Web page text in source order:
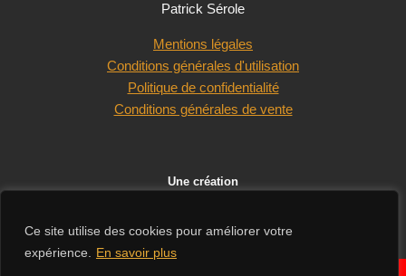
Ce site utilise des cookies pour améliorer votre
expérience.
En savoir plus
Patrick Sérole
Mentions légales
Conditions générales d'utilisation
Politique de confidentialité
Conditions générales de vente
Une création